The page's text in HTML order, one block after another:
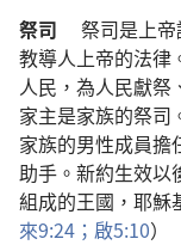
祭司
祭司是上帝
教導人上帝的法律
人民 ， 為人民獻祭
家主是家族的祭司
家族的男性成員擔
助手 。 新約生效以
組成的王國 ， 耶穌
來9:24； 啟5:10）